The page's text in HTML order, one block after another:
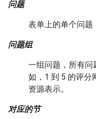
问题
表单上的单个问题
问题组
一组问题，所有问
如，1 到 5 的评分
资源表示。
对应的节